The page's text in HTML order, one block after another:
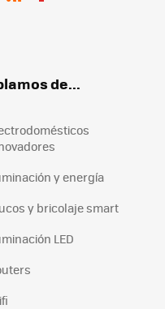
de...
y energía
y bricolaje smart
LED